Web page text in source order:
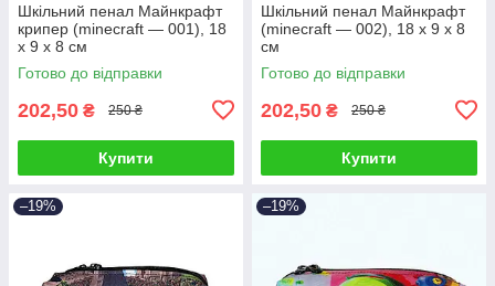
Шкільний пенал Майнкрафт
крипер (minecraft — 001), 18
х 9 х 8 см
Готово до відправки
202,50 ₴ 250 ₴
Купити
Шкільний пенал Майнкрафт
(minecraft — 002), 18 х 9 х 8
см
Готово до відправки
202,50 ₴ 250 ₴
Купити
–19% –19%